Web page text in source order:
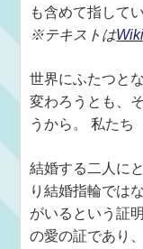
も含めて指して
※テキストは
世界にふたつと
変わろうとも、
うから。 私たち
結婚する二人に
り結婚指輪では
がいるという証
の愛の証であり